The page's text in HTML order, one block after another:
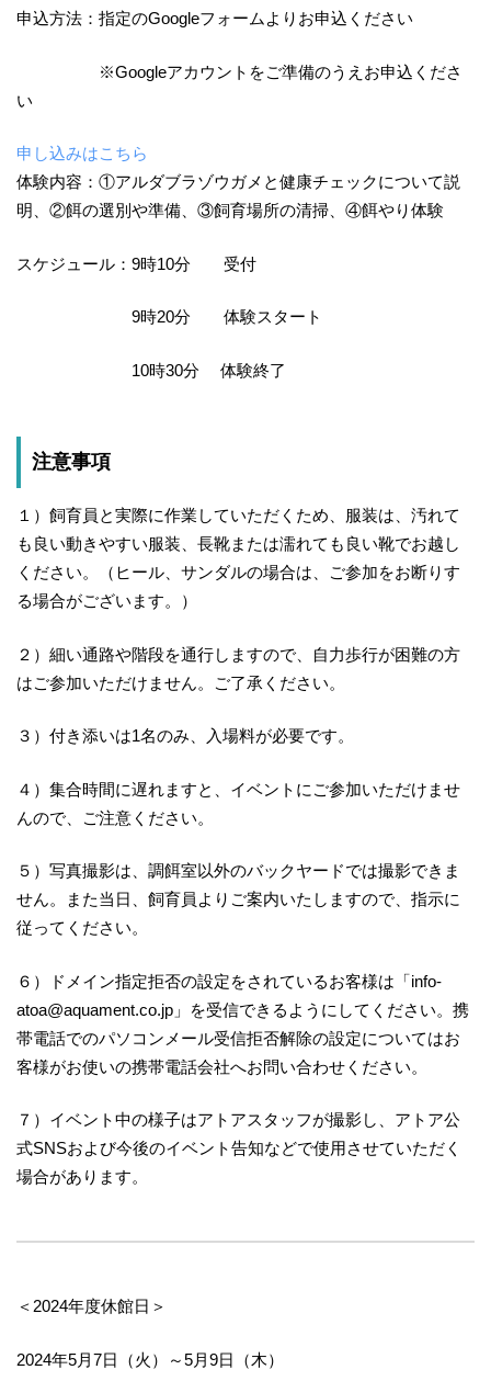
申込方法：指定のGoogleフォームよりお申込ください
※Googleアカウントをご準備のうえお申込くださ
い
申し込みはこちら
体験内容：①アルダブラゾウガメと健康チェックについて説
明、②餌の選別や準備、③飼育場所の清掃、④餌やり体験
スケジュール：9時10分 受付
9時20分 体験スタート
10時30分 体験終了
注意事項
１）飼育員と実際に作業していただくため、服装は、汚れて
も良い動きやすい服装、長靴または濡れても良い靴でお越し
ください。（ヒール、サンダルの場合は、ご参加をお断りす
る場合がございます。）
２）細い通路や階段を通行しますので、自力歩行が困難の方
はご参加いただけません。ご了承ください。
３）付き添いは1名のみ、入場料が必要です。
４）集合時間に遅れますと、イベントにご参加いただけませ
んので、ご注意ください。
５）写真撮影は、調餌室以外のバックヤードでは撮影できま
せん。また当日、飼育員よりご案内いたしますので、指示に
従ってください。
６）ドメイン指定拒否の設定をされているお客様は「info-
atoa@aquament.co.jp」を受信できるようにしてください。携
帯電話でのパソコンメール受信拒否解除の設定についてはお
客様がお使いの携帯電話会社へお問い合わせください。
７）イベント中の様子はアトアスタッフが撮影し、アトア公
式SNSおよび今後のイベント告知などで使用させていただく
場合があります。
＜2024年度休館日＞
2024年5月7日（火）～5月9日（木）